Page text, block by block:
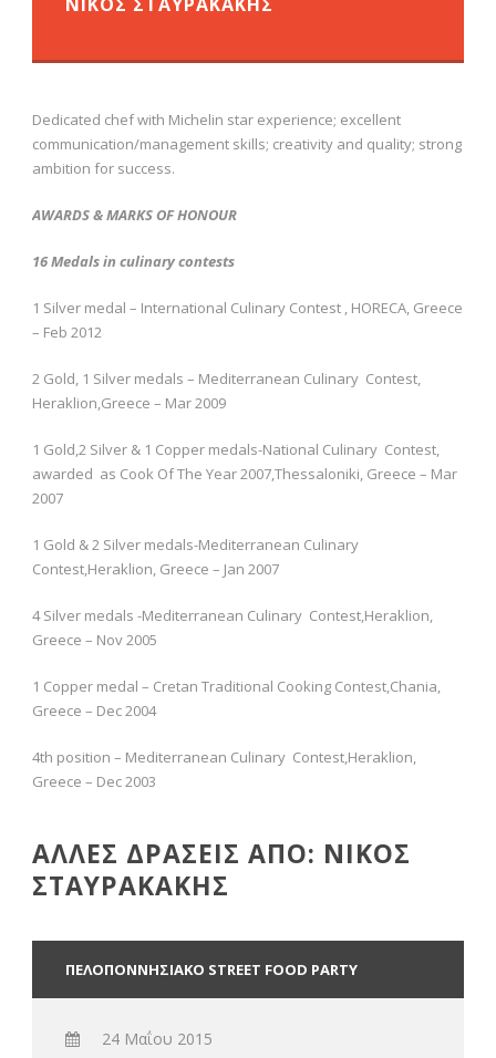
Dedicated chef with Michelin star experience; excellent
communication/management skills; creativity and quality; strong
ambition for success.
AWARDS & MARKS OF HONOUR
16 Medals in culinary contests
1 Silver medal – International Culinary Contest , HORECA, Greece
– Feb 2012
2 Gold, 1 Silver medals – Mediterranean Culinary Contest,
Heraklion,Greece – Mar 2009
1 Gold,2 Silver & 1 Copper medals-National Culinary Contest,
awarded as Cook Of The Year 2007,Thessaloniki, Greece – Mar
2007
1 Gold & 2 Silver medals-Mediterranean Culinary
Contest,Heraklion, Greece – Jan 2007
4 Silver medals -Mediterranean Culinary Contest,Heraklion,
Greece – Nov 2005
1 Copper medal – Cretan Traditional Cooking Contest,Chania,
Greece – Dec 2004
4th position – Mediterranean Culinary Contest,Heraklion,
Greece – Dec 2003
ΑΛΛΕΣ ΔΡΑΣΕΙΣ ΑΠΟ: ΝΙΚΟΣ
ΣΤΑΥΡΑΚΑΚΗΣ
ΠΕΛΟΠΟΝΝΗΣΙΑΚΟ STREET FOOD PARTY
24 Μαΐου 2015